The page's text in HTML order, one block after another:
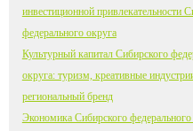
инвестиционной привлекательности
федерального округа
Культурный капитал Сибирского
округа: туризм, креативные
региональный бренд
Экономика Сибирского федерального